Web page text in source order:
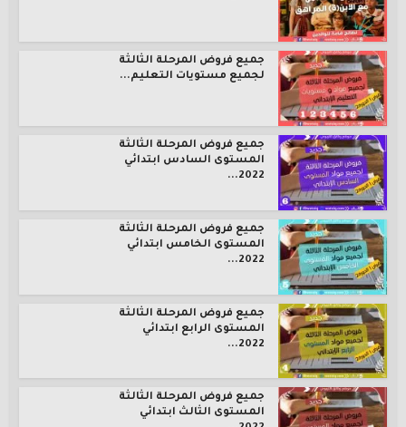
جميع فروض المرحلة الثالثة
لجميع مستويات التعليم...
جميع فروض المرحلة الثالثة
المستوى السادس ابتدائي
2022...
جميع فروض المرحلة الثالثة
المستوى الخامس ابتدائي
2022...
جميع فروض المرحلة الثالثة
المستوى الرابع ابتدائي
2022...
جميع فروض المرحلة الثالثة
المستوى الثالث ابتدائي